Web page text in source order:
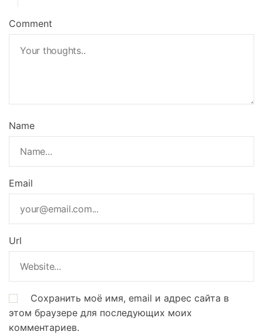
Comment
Name
Email
Url
Сохранить моё имя, email и адрес сайта в
этом браузере для последующих моих
комментариев.